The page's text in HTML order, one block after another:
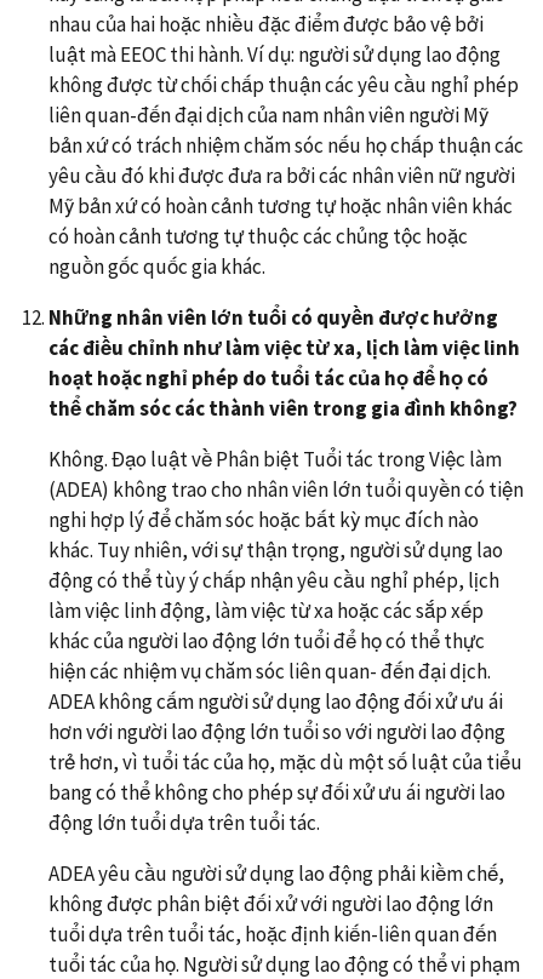
nhau của hai hoặc nhiều đặc điểm được bảo vệ bởi
luật mà EEOC thi hành. Ví dụ: người sử dụng lao động
không được từ chối chấp thuận các yêu cầu nghỉ phép
liên quan-đến đại dịch của nam nhân viên người Mỹ
bản xứ có trách nhiệm chăm sóc nếu họ chấp thuận các
yêu cầu đó khi được đưa ra bởi các nhân viên nữ người
Mỹ bản xứ có hoàn cảnh tương tự hoặc nhân viên khác
có hoàn cảnh tương tự thuộc các chủng tộc hoặc
nguồn gốc quốc gia khác.
Những nhân viên lớn tuổi có quyền được hưởng
các điều chỉnh như làm việc từ xa, lịch làm việc linh
hoạt hoặc nghỉ phép do tuổi tác của họ để họ có
thể chăm sóc các thành viên trong gia đình không?
Không. Đạo luật về Phân biệt Tuổi tác trong Việc làm
(ADEA) không trao cho nhân viên lớn tuổi quyền có tiện
nghi hợp lý để chăm sóc hoặc bất kỳ mục đích nào
khác. Tuy nhiên, với sự thận trọng, người sử dụng lao
động có thể tùy ý chấp nhận yêu cầu nghỉ phép, lịch
làm việc linh động, làm việc từ xa hoặc các sắp xếp
khác của người lao động lớn tuổi để họ có thể thực
hiện các nhiệm vụ chăm sóc liên quan- đến đại dịch.
ADEA không cấm người sử dụng lao động đối xử ưu ái
hơn với người lao động lớn tuổi so với người lao động
trẻ hơn, vì tuổi tác của họ, mặc dù một số luật của tiểu
bang có thể không cho phép sự đối xử ưu ái người lao
động lớn tuổi dựa trên tuổi tác.
ADEA yêu cầu người sử dụng lao động phải kiềm chế,
không được phân biệt đối xử với người lao động lớn
tuổi dựa trên tuổi tác, hoặc định kiến-liên quan đến
tuổi tác của họ. Người sử dụng lao động có thể vi phạm